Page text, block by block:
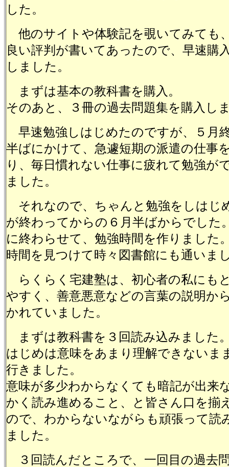
した。
他のサイトや体験記を覗いてみても
良い評判が書いてあったので、早速購
しました。
まずは基本の教科書を購入。
そのあと、３冊の過去問題集を購入し
早速勉強しはじめたのですが、５月
半ばにかけて、急遽短期の派遣の仕事
り、毎日慣れない仕事に疲れて勉強が
ました。
それなので、ちゃんと勉強をしはじ
が終わってからの６月半ばからでした
に終わらせて、勉強時間を作りました
時間を見つけて時々図書館にも通いま
らくらく宅建塾は、初心者の私にも
やすく、善意悪意などの言葉の説明か
かれていました。
まずは教科書を３回読み込みました
はじめは意味をあまり理解できないま
行きました。
意味が多少わからなくても暗記が出来
かく読み進めること、と皆さん口を揃
ので、わからないながらも頑張って読
ました。
３回読んだところで、一回目の過去